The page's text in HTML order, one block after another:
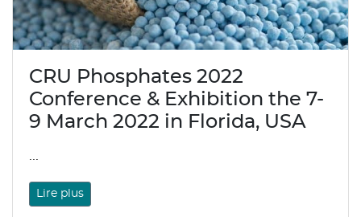
CRU Phosphates 2022
Conference & Exhibition the 7-
9 March 2022 in Florida, USA
Lire plus